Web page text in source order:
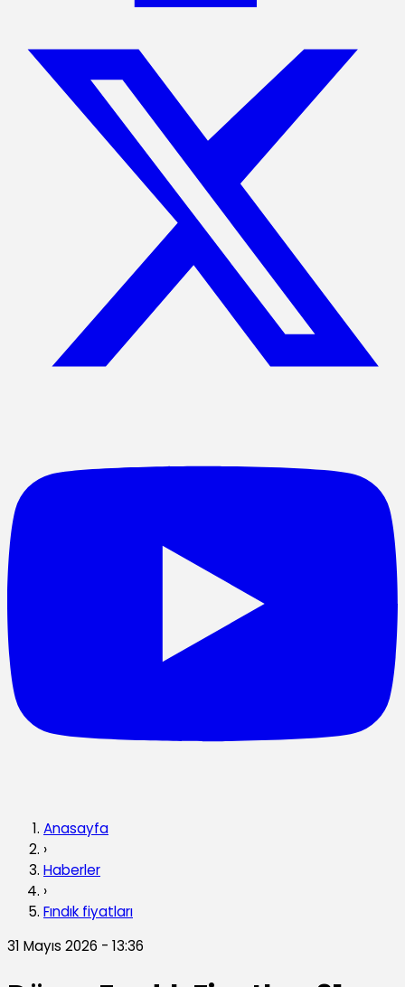
Anasayfa
›
Haberler
›
Fındık fiyatları
31 Mayıs 2026 - 13:36